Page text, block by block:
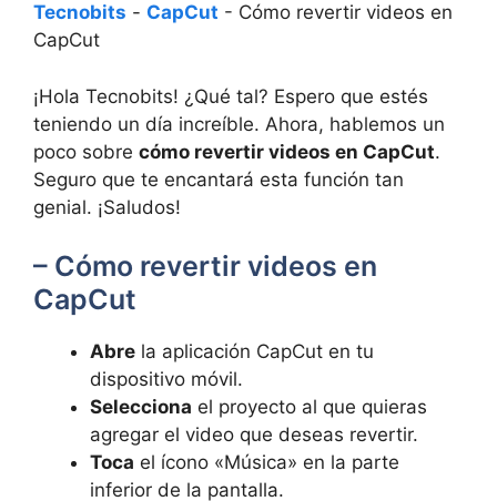
Tecnobits - CapCut - Cómo revertir videos en
CapCut
¡Hola Tecnobits! ¿Qué tal? Espero que estés
teniendo un día increíble. Ahora, hablemos un
poco sobre cómo revertir videos en CapCut.
Seguro que te encantará esta función tan
genial. ¡Saludos!
– Cómo revertir videos en
CapCut
Abre la aplicación CapCut en tu
dispositivo móvil.
Selecciona el proyecto al que quieras
agregar el video que deseas revertir.
Toca el ícono «Música» en la parte
inferior de la pantalla.